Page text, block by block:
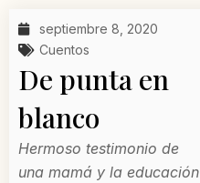
e
b
o
o
k
-
f
t
a
r
a
m
w
t
t
septiembre 8, 2020
Cuentos
De punta en
blanco
Hermoso testimonio de
una mamá y la educación